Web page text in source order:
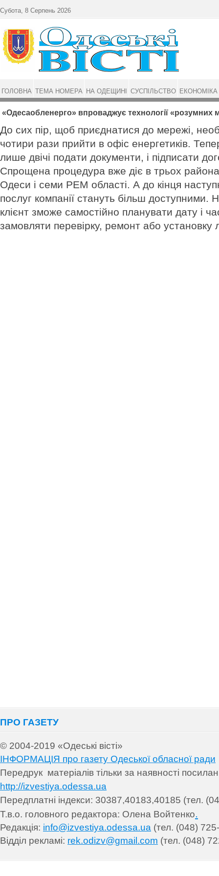
«Одесаобленерго» впроваджує технології «розумних
До сих пір, щоб приєднатися до мережі,
чотири рази прийти в офіс енергетиків.
лише двічі подати документи, і підписати
Спрощена процедура вже діє в трьох
Одеси і семи РЕМ області. А до кінця
послуг компанії стануть більш доступними.
клієнт зможе самостійно планувати дату і
замовляти перевірку, ремонт або установку
Субота, 8 Серпень 2026
ГОЛОВНА ТЕМА НОМЕРА НА ОДЕЩИНІ СУСПІЛЬСТВО ЕКОНОМІКА
ПРО ГАЗЕТУ
© 2004-2019 «Одеські вісті»
ІНФОРМАЦІЯ про газету Одеської обласної ради
Передрук матеріалів тільки за наявності
http://izvestiya.odessa.ua
Передплатні індекси: 30387,40183,40185 (тел.
Т.в.о. головного редактора: Олена Войтенко.
Редакція: info@izvestiya.odessa.ua (тел. (048)
Відділ рекламі: rek.odizv@gmail.com (тел. (048)